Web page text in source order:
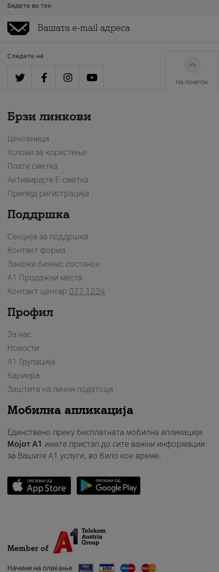
Бидете во тек
Следете нè
На почеток
Брзи линкови
Ценовници
Услови за користење
Плати сметка
Активирајте Е-сметка
Припејд регистрација
Поддршка
Секција за поддршка
Контакт форма
Закажи бизнис состанок
A1 Продажни места
Контакт центар 077 1234
Профил
За нас
Новости
А1 Групација
Кариера
Заштита на лични податоци
Мобилна апликација
Единствено преку бесплатната мобилна апликација
Мојот A1 имате пристап до сите важни информации
за Вашите A1 услуги, во било кое време.
Member of
Начини на плаќање